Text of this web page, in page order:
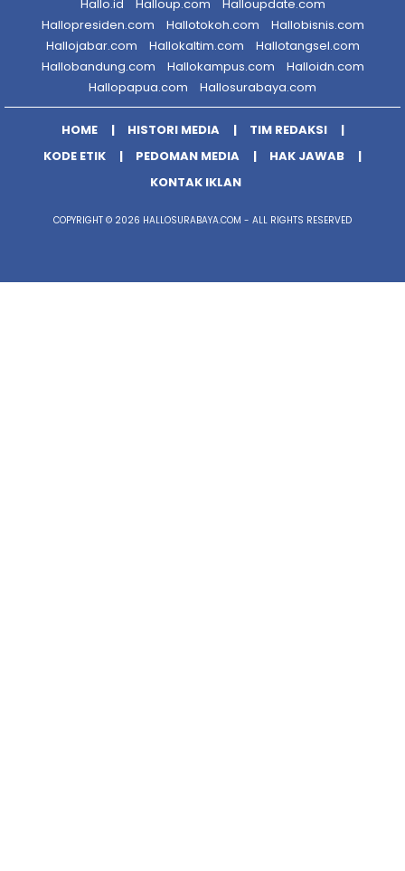
Hallo.id Halloup.com
Halloupdate.com
Hallopresiden.com
Hallotokoh.com
Hallobisnis.com
Hallojabar.com
Hallokaltim.com
Hallotangsel.com
Hallobandung.com
Hallokampus.com
Halloidn.com
Hallopapua.com
Hallosurabaya.com
HOME HISTORI MEDIA
TIM REDAKSI
KODE ETIK
PEDOMAN MEDIA
HAK JAWAB
KONTAK IKLAN
COPYRIGHT © 2026 HALLOSURABAYA.COM - ALL RIGHTS RESERVED